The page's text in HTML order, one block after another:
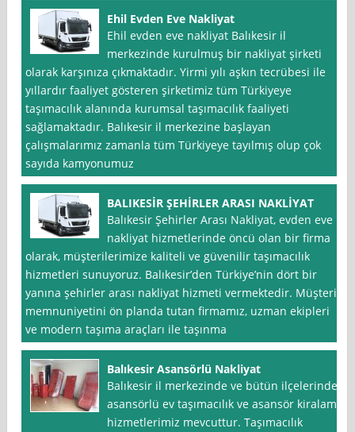
Ehil Evden Eve Nakliyat
Ehil evden eve nakliyat Balıkesir il
merkezinde kurulmuş bir nakliyat şirketi
olarak karşınıza çıkmaktadır. Yirmi yılı aşkın tecrübesi ile
yıllardır faaliyet gösteren şirketimiz tüm Türkiyeye
taşımacılık alanında kurumsal taşımacılık faaliyeti
sağlamaktadır. Balıkesir il merkezine başlayan
çalışmalarımız zamanla tüm Türkiyeye tayılmış olup çok
sayıda kamyonumuz
BALIKESİR ŞEHİRLER ARASI NAKLİYAT
Balıkesir Şehirler Arası Nakliyat, evden eve
nakliyat hizmetlerinde öncü olan bir firma
olarak, müşterilerimize kaliteli ve güvenilir taşımacılık
hizmetleri sunuyoruz. Balıkesir’den Türkiye’nin dört bir
yanına şehirler arası nakliyat hizmeti vermektedir. Müşteri
memnuniyetini ön planda tutan firmamız, uzman ekipleri
ve modern taşıma araçları ile taşınma
Balıkesir Asansörlü Nakliyat
Balıkesir il merkezinde ve bütün ilçelerinde
asansörlü ev taşımacılık ve asansör kiralama
hizmetlerimiz mevcuttur. Taşımacılık